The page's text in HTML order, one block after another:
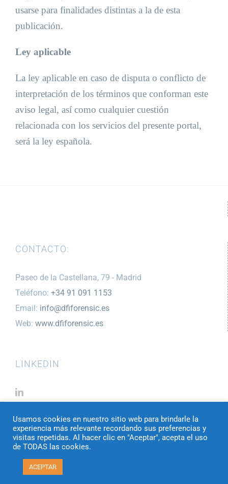
usarse para finalidades distintas a la de esta
publicación.
Ley aplicable
La ley aplicable en caso de disputa o conflicto de
interpretación de los términos que conforman este
aviso legal, así como cualquier cuestión
relacionada con los servicios del presente portal,
será la ley española.
CONTACTO:
Paseo de la Castellana, 79 - Madrid
Teléfono: +34 91 091 1153
Email: info@dfiforensic.es
Web: www.dfiforensic.es
LINKEDIN
Copyright 2026 | todos los derechos reservados | Digital Forensic
Intelligence |
Usamos cookies en nuestro sitio web para brindarle la
experiencia más relevante recordando sus preferencias y
visitas repetidas. Al hacer clic en "Aceptar", acepta el uso
de TODAS las cookies.
ACEPTAR